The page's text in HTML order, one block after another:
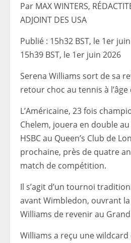
Par MAX WINTERS,
ADJOINT DES USA
Publié : 15h32 BST, le 1er
15h39 BST, le 1er juin 2026
Serena Williams sort de sa
retour choc au tennis à l’âge
L’Américaine, 23 fois
Chelem, jouera en double
HSBC au Queen’s Club de
prochaine, près de quatre
match de compétition.
Il s’agit d’un tournoi
avant Wimbledon, ouvrant
Williams de revenir au
Williams a reçu une wildcard